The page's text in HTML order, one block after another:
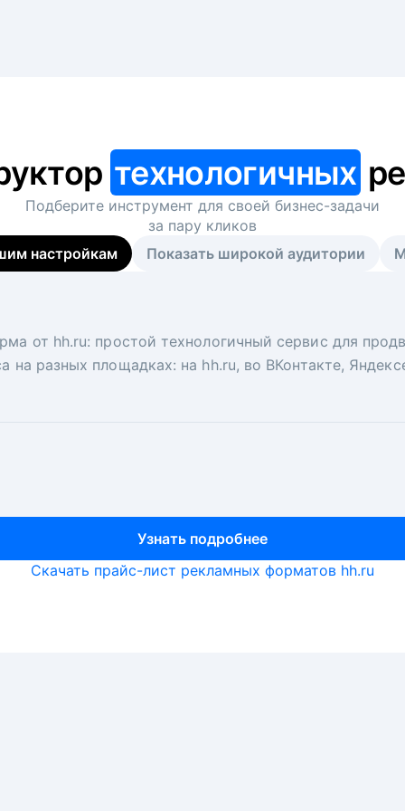
технологичных
Подберите инструмент для своей бизнес-задачи
за пару кликов
настройкам
Показать широкой аудитории
от hh.ru: простой технологичный сервис для
на разных площадках: на hh.ru, во ВКонтакте,
Узнать подробнее
вакансий на главной странице hh.ru.
ключ. Решите, сколько кандидатов и когда вам
рекрутеры и проектные менеджеры hh.ru с
Узнать подробнее
Скачать прайс-лист рекламных форматов hh.ru